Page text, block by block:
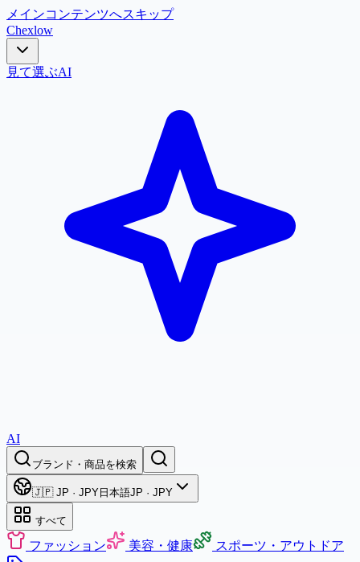
メインコンテンツへスキップ
Chexlow
見て選ぶAI
AI
ブランド・商品を検索
🇯🇵 JP · JPY 日本語JP · JPY
すべて
ファッション 美容・健康
スポーツ・アウトドア